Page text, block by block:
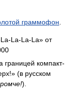
граммофон
La-La-La» от
границей компакт-
(в русском
).